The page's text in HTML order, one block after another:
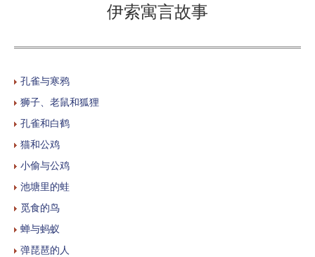
伊索寓言故事
孔雀与寒鸦
狮子、老鼠和狐狸
孔雀和白鹤
猫和公鸡
小偷与公鸡
池塘里的蛙
觅食的鸟
蝉与蚂蚁
弹琵琶的人